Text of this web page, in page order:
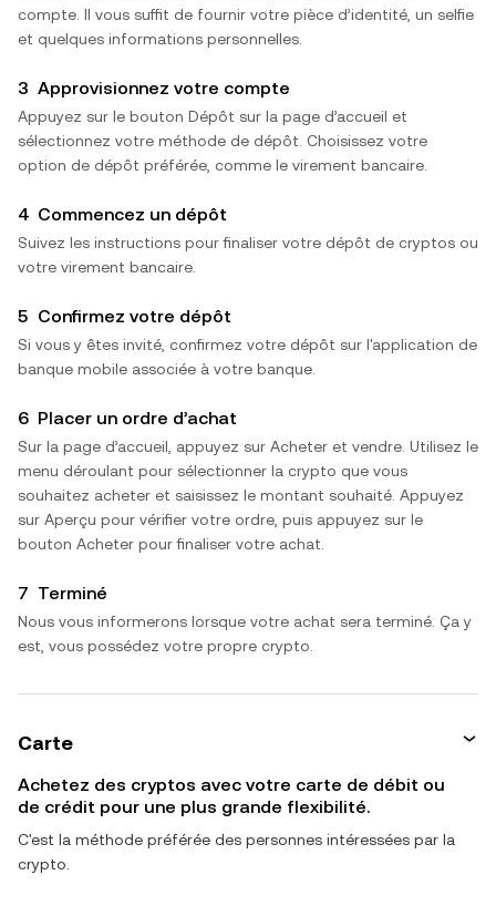
compte. Il vous suffit de fournir votre pièce d’identité, un selfie
et quelques informations personnelles.
3 Approvisionnez votre compte
Appuyez sur le bouton Dépôt sur la page d’accueil et
sélectionnez votre méthode de dépôt. Choisissez votre
option de dépôt préférée, comme le virement bancaire.
4 Commencez un dépôt
Suivez les instructions pour finaliser votre dépôt de cryptos ou
votre virement bancaire.
5 Confirmez votre dépôt
Si vous y êtes invité, confirmez votre dépôt sur l'application de
banque mobile associée à votre banque.
6 Placer un ordre d’achat
Sur la page d’accueil, appuyez sur Acheter et vendre. Utilisez le
menu déroulant pour sélectionner la crypto que vous
souhaitez acheter et saisissez le montant souhaité. Appuyez
sur Aperçu pour vérifier votre ordre, puis appuyez sur le
bouton Acheter pour finaliser votre achat.
7 Terminé
Nous vous informerons lorsque votre achat sera terminé. Ça y
est, vous possédez votre propre crypto.
Carte
Achetez des cryptos avec votre carte de débit ou
de crédit pour une plus grande flexibilité.
C'est la méthode préférée des personnes intéressées par la
crypto.